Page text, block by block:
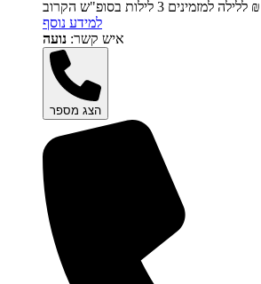
למידע נוסף
איש קשר: נועה
הצג מספר